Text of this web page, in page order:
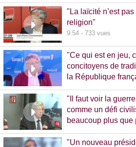
"La laïcité n’est
religion"
9:54 - 733 vues
"Ce qui est en jeu,
concitoyens de
la République
"Il faut voir la
comme un défi
beaucoup plus
"Un nouveau